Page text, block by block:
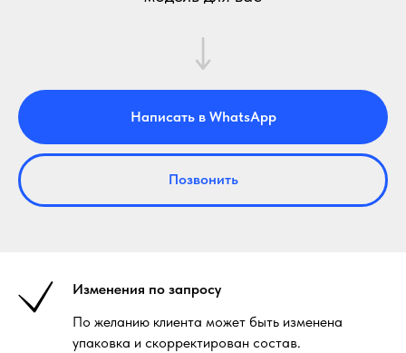
Написать в WhatsApp
Позвонить
Изменения по запросу
По желанию клиента может быть изменена
упаковка и скорректирован состав.